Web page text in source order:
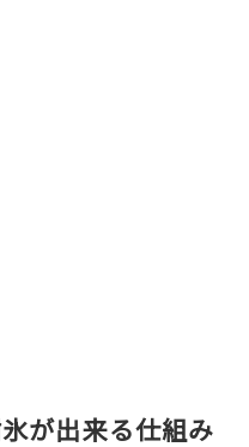
が出来る仕組み